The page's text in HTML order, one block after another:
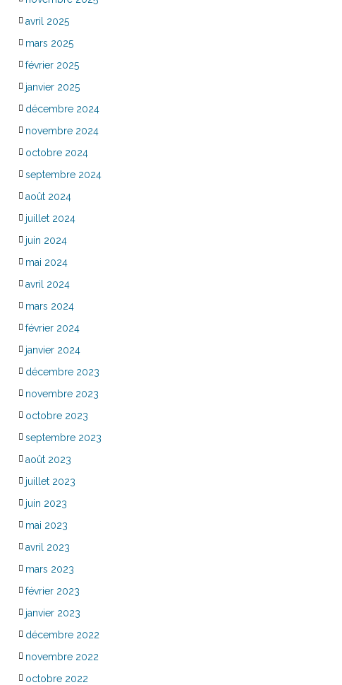
avril 2025
mars 2025
février 2025
janvier 2025
décembre 2024
novembre 2024
octobre 2024
septembre 2024
août 2024
juillet 2024
juin 2024
mai 2024
avril 2024
mars 2024
février 2024
janvier 2024
décembre 2023
novembre 2023
octobre 2023
septembre 2023
août 2023
juillet 2023
juin 2023
mai 2023
avril 2023
mars 2023
février 2023
janvier 2023
décembre 2022
novembre 2022
octobre 2022